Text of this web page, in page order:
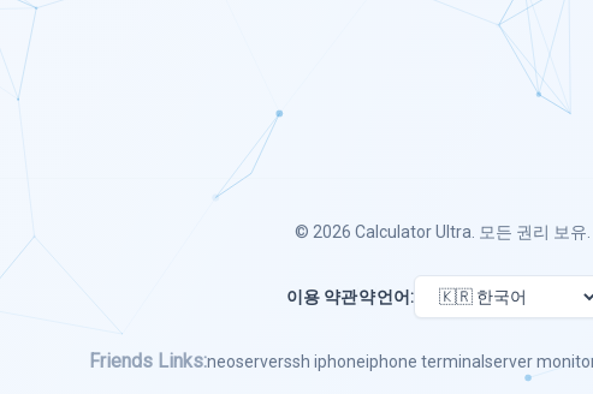
© 2026 Calculator Ultra . 모든 권리 보유.
이용 약관약언어:
Friends Links:neoserverssh iphoneiphone terminal server